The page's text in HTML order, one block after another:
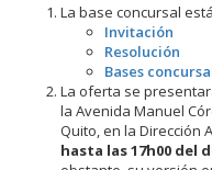
La base concursal
Invitación
Resolución
Bases
La oferta se
la Avenida Manuel
Quito, en la Dirección
hasta las 17h00 del